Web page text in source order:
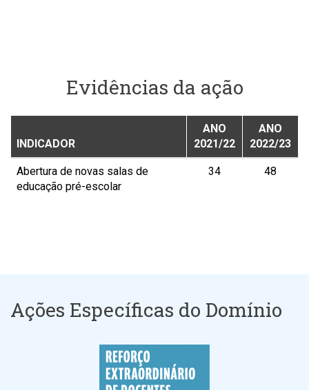
Evidências da ação
INDICADOR
ANO
2021/22
ANO
2022/23
Abertura de novas salas de
educação pré-escolar
34 48
Ações Específicas do Domínio